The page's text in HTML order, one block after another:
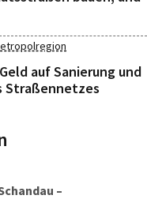
auf Sanierung und
Straßennetzes
–